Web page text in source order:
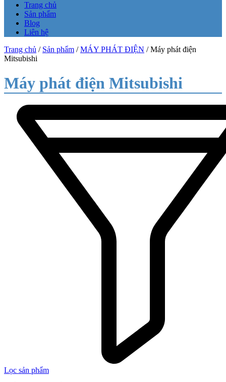
Trang chủ
Sản phẩm
Blog
Liên hệ
Trang chủ / Sản phẩm /MÁY PHÁT ĐIỆN / Máy phát điện
Mitsubishi
Máy phát điện Mitsubishi
Lọc sản phẩm